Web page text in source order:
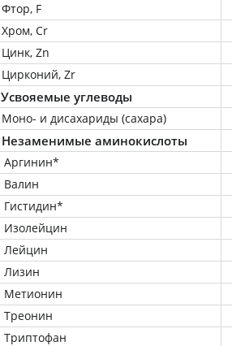
Фтор, F
Хром, Cr
Цинк, Zn
Цирконий, Zr
Усвояемые углеводы
Моно- и дисахариды (сахара)
Незаменимые аминокислоты
Аргинин*
Валин
Гистидин*
Изолейцин
Лейцин
Лизин
Метионин
Треонин
Триптофан